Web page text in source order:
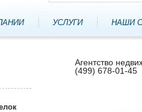
УСЛУГИ НАШИ
Агентство
(499) 678-01-45